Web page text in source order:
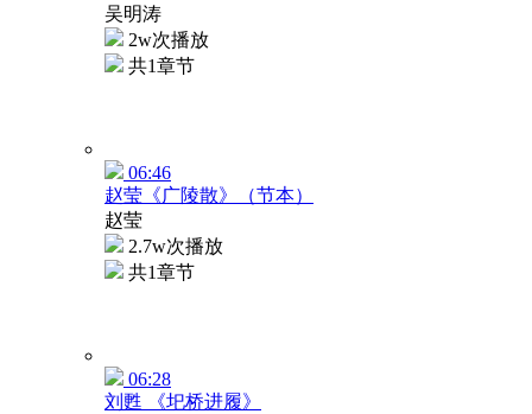
吴明涛
2w次播放
共1章节
06:46
赵莹《广陵散》（节本）
赵莹
2.7w次播放
共1章节
06:28
刘甦 《圯桥进履》